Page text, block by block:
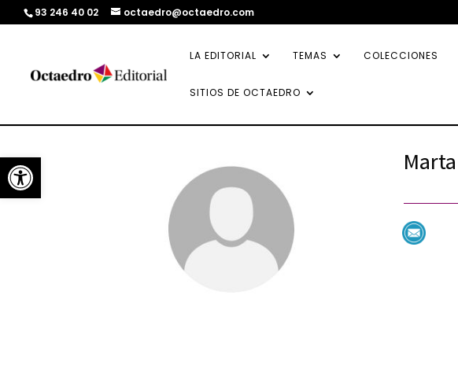
Abrir barra de herramientas
93 246 40 02 octaedro@octaedro.com
LA EDITORIAL TEMAS COLECCIONES
SITIOS DE OCTAEDRO